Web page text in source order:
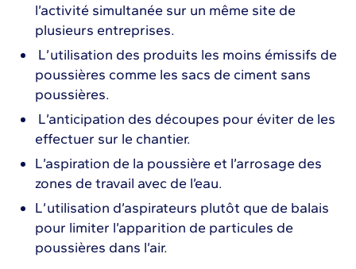
l’activité simultanée sur un même site de
plusieurs entreprises.
L’utilisation des produits les moins émissifs de
poussières comme les sacs de ciment sans
poussières.
L’anticipation des découpes pour éviter de les
effectuer sur le chantier.
L’aspiration de la poussière et l’arrosage des
zones de travail avec de l’eau.
L’utilisation d’aspirateurs plutôt que de balais
pour limiter l’apparition de particules de
poussières dans l’air.